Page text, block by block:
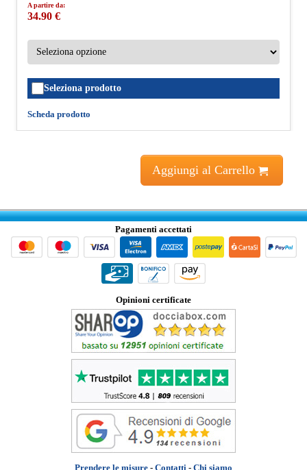
A partire da:
34.90 €
Seleziona prodotto
Scheda prodotto
Aggiungi al Carrello
Pagamenti accettati
Opinioni certificate
Prendere le misure - Contatti - Chi siamo